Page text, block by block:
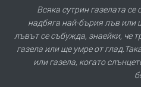
Всяка сутрин газелата
надбяга най-бърия лъв или
лъвът се събужда, знаейки, че
газела или ще умре от
или газела, когато